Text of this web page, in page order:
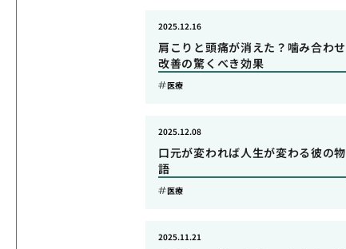
肩こりと頭痛が消えた？噛み合わせ
改善の驚くべき効果
2025.12.16
医療
口元が変われば人生が変わる彼の物
語
2025.12.08
医療
2025.11.21